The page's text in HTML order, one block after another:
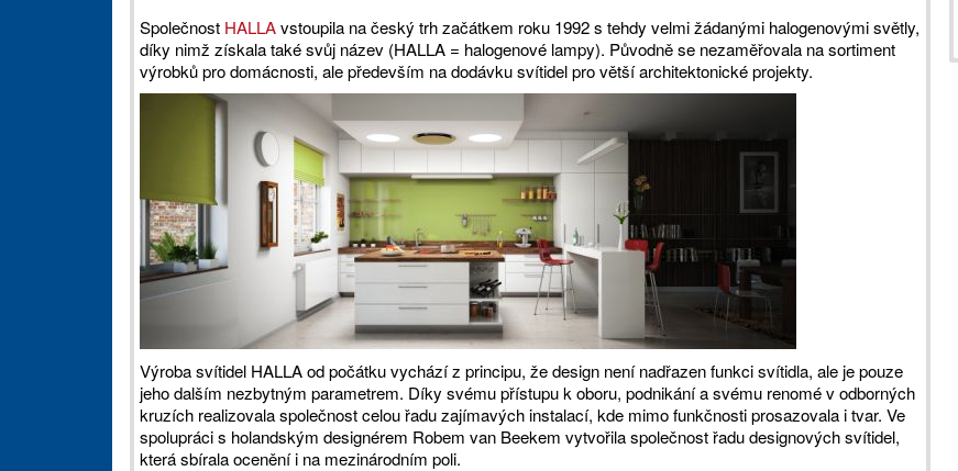
Společnost HALLAvstoupila na český trh začátkem roku 1992 s tehdy velmi žádanými halogenovými světly,
díky nimž získala také svůj název (HALLA = halogenové lampy). Původně se nezaměřovala na sortiment
výrobků pro domácnosti, ale především na dodávku svítidel pro větší architektonické projekty.
Výroba svítidel HALLA od počátku vychází z principu, že design není nadřazen funkci svítidla, ale je pouze
jeho dalším nezbytným parametrem. Díky svému přístupu k oboru, podnikání a svému renomé v odborných
kruzích realizovala společnost celou řadu zajímavých instalací, kde mimo funkčnosti prosazovala i tvar. Ve
spolupráci s holandským designérem Robem van Beekem vytvořila společnost řadu designových svítidel,
která sbírala ocenění i na mezinárodním poli.